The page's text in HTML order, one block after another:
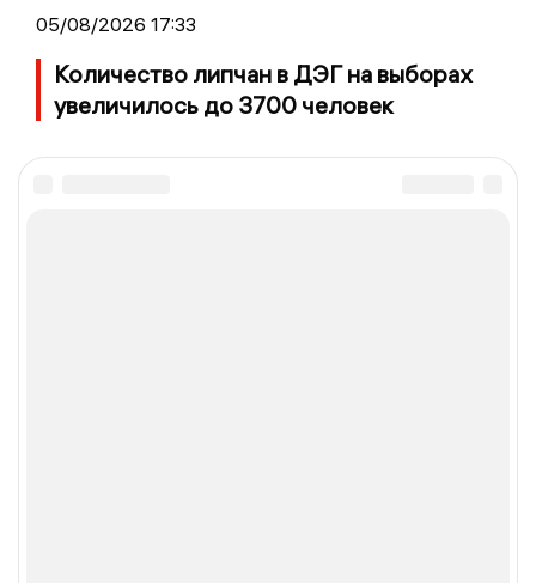
05/08/2026 17:33
Количество липчан в ДЭГ на выборах
увеличилось до 3700 человек